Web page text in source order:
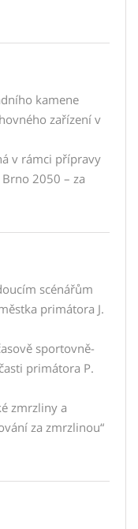
kamene
zařízení v
v rámci přípravy
2050 – za
scénářům
primátora J.
sportovně-
primátora P.
zmrzliny a
za zmrzlinou“